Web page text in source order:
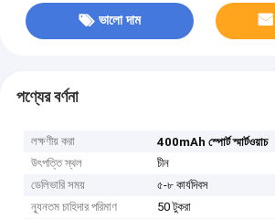
ভালো দাম
পণ্যের বর্ণনা
লক্ষণীয় করা
400mAh স্পোর্ট স্মার্টওয়াচ
উৎপত্তি স্থল
চীন
ডেলিভারি সময়
৫-৮ কার্যদিবস
ন্যূনতম চাহিদার পরিমাণ
50 টুকরা